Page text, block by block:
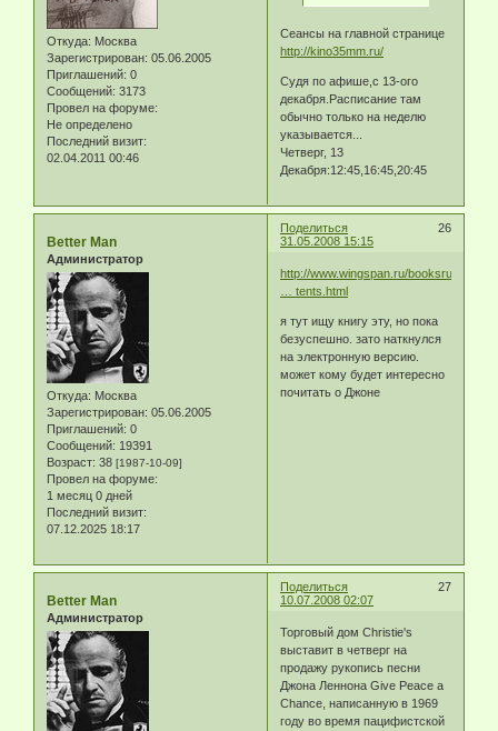
Откуда: Москва
Зарегистрирован: 05.06.2005
Приглашений: 0
Сообщений: 3173
Провел на форуме:
Не определено
Последний визит:
02.04.2011 00:46
Сеансы на главной странице
http://kino35mm.ru/
Судя по афише,с 13-ого
декабря.Расписание там
обычно только на неделю
указывается...
Четверг, 13
Декабря:12:45,16:45,20:45
Поделиться
26
31.05.2008 15:15
Better Man
Администратор
Откуда: Москва
Зарегистрирован: 05.06.2005
Приглашений: 0
Сообщений: 19391
Возраст: 38 [1987-10-09]
Провел на форуме:
1 месяц 0 дней
Последний визит:
07.12.2025 18:17
http://www.wingspan.ru/booksrus/
… tents.html
я тут ищу книгу эту, но пока
безуспешно. зато наткнулся
на электронную версию.
может кому будет интересно
почитать о Джоне
Поделиться
27
10.07.2008 02:07
Better Man
Администратор
Торговый дом Christie's
выставит в четверг на
продажу рукопись песни
Джона Леннона Give Peace a
Chance, написанную в 1969
году во время пацифистской